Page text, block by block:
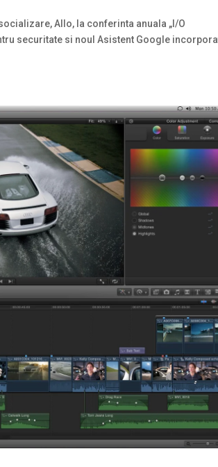
Allo, la conferinta anuala „I/O
securitate si noul Asistent Google